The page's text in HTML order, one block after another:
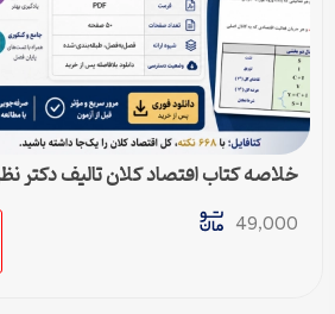
خلاصه کتاب اقتصاد کلان تالیف دکتر نظری
49,000